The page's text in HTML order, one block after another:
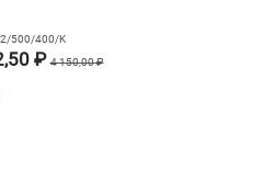
500/400/K
₽4 150,00 ₽